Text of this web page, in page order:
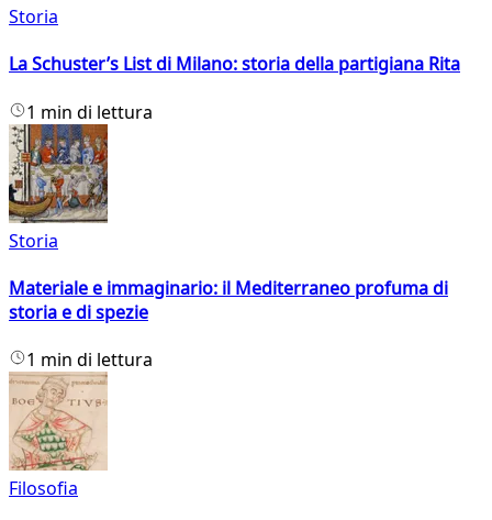
Storia
La Schuster’s List di Milano: storia della partigiana Rita
1 min di lettura
Storia
Materiale e immaginario: il Mediterraneo profuma di
storia e di spezie
1 min di lettura
Filosofia